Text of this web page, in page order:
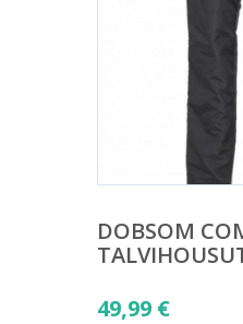
DOBSOM
49,99 €